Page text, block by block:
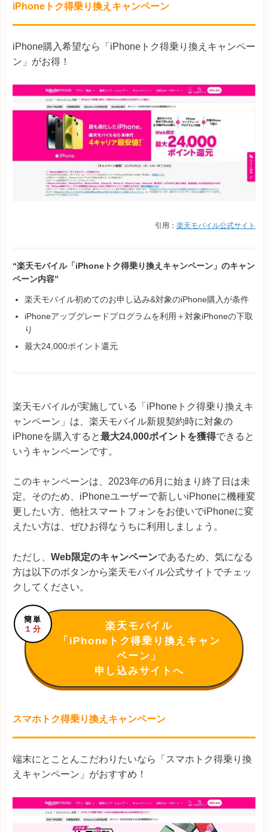
iPhoneトク得乗り換えキャンペーン
iPhone購入希望なら「iPhoneトク得乗り換えキャンペー
ン」がお得！
引用： 楽天モバイル公式サイト
“楽天モバイル「iPhoneトク得乗り換えキャンペーン」のキャン
ペーン内容”
楽天モバイル初めてのお申し込み&対象のiPhone購入が条件
iPhoneアップグレードプログラムを利用＋対象iPhoneの下取
り
最大24,000ポイント還元
楽天モバイルが実施している「iPhoneトク得乗り換えキ
ャンペーン」は、楽天モバイル新規契約時に対象の
iPhoneを購入すると最大24,000ポイントを獲得できると
いうキャンペーンです。
このキャンペーンは、2023年の6月に始まり終了日は未
定。そのため、iPhoneユーザーで新しいiPhoneに機種変
更したい方、他社スマートフォンをお使いでiPhoneに変
えたい方は、ぜひお得なうちに利用しましょう。
ただし、 Web限定のキャンペーンであるため、気になる
方は以下のボタンから楽天モバイル公式サイトでチェッ
クしてください。
簡単
１分
楽天モバイル
「iPhoneトク得乗り換えキャン
ペーン」
申し込みサイトへ
スマホトク得乗り換えキャンペーン
端末にとことんこだわりたいなら「スマホトク得乗り換
えキャンペーン」がおすすめ！